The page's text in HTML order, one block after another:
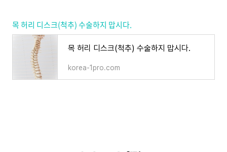
목 허리 디스크(척추) 수술하지 맙시다.
목 허리 디스크(척추) 수술하지 맙시다.
korea-1pro.com